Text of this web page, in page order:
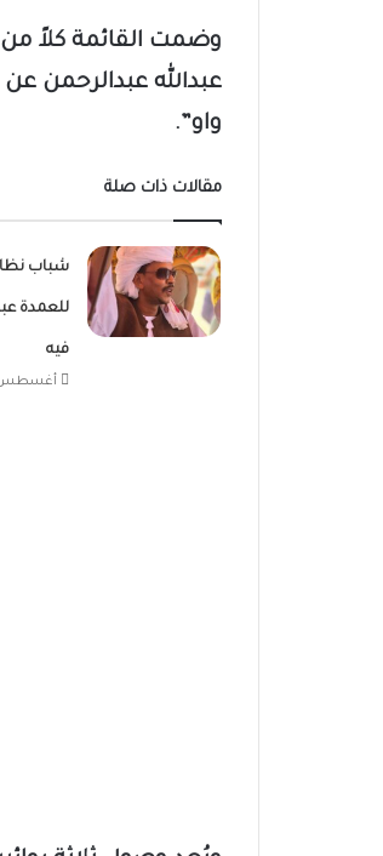
وضمت القائمة كلاً من
عبدالله عبدالرحمن
واو”.
مقالات ذات صلة
شباب
للعمدة
فيه
أغسطس 5,